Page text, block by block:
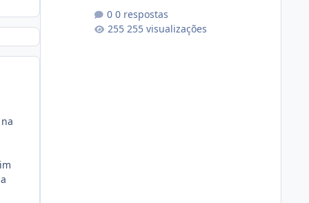
publico para consulta de sub.dominio
autorizado a usasr o isistem:
0 respostas
255 visualizações